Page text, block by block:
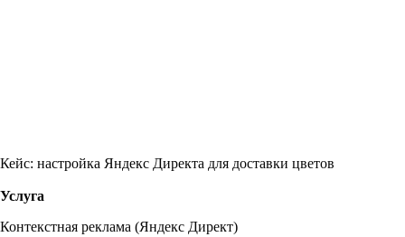
Кейс: настройка Яндекс Директа для доставки цветов
Услуга
Контекстная реклама (Яндекс Директ)